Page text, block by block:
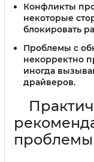
Конфликты
некоторые
блокировать
Проблемы с
некорректно
иногда
драйверов.
проблемы